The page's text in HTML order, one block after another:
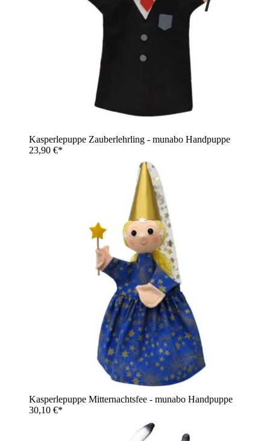
Kasperlepuppe Zauberlehrling - munabo Handpuppe
23,90 €*
Kasperlepuppe Mitternachtsfee - munabo Handpuppe
30,10 €*